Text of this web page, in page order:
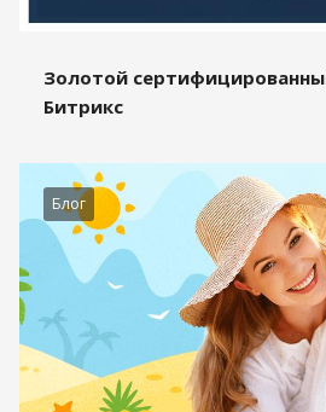
Золотой
Битрикс
Блог